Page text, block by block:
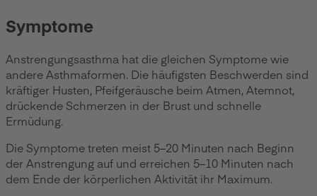
Symptome
Anstrengungsasthma hat die gleichen Symptome wie
andere Asthmaformen. Die häufigsten Beschwerden sind
kräftiger Husten, Pfeifgeräusche beim Atmen, Atemnot,
drückende Schmerzen in der Brust und schnelle
Ermüdung.
Die Symptome treten meist 5–20 Minuten nach Beginn
der Anstrengung auf und erreichen 5–10 Minuten nach
dem Ende der körperlichen Aktivität ihr Maximum.